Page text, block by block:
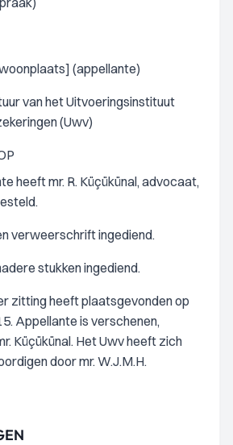
(appellante)
van het Uitvoeringsinstituut
(Uwv)
heeft mr. R. Küçükünal, advocaat,
verweerschrift ingediend.
stukken ingediend.
zitting heeft plaatsgevonden op
Appellante is verschenen,
Küçükünal. Het Uwv heeft zich
door mr. W.J.M.H.